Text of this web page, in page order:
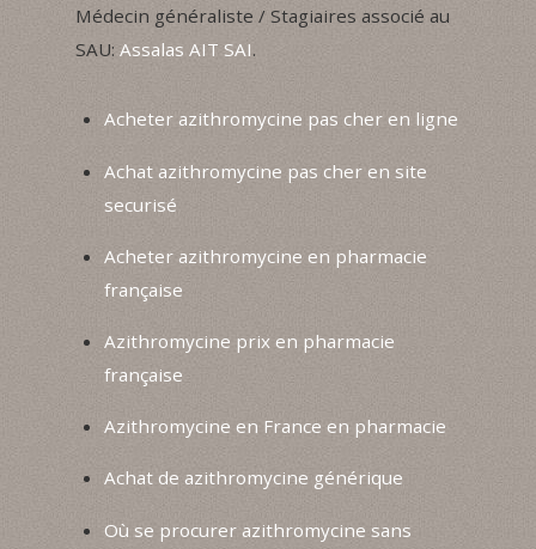
Médecin généraliste / Stagiaires associé au
SAU: Assalas AIT SAI.
Acheter azithromycine pas cher en ligne
Achat azithromycine pas cher en site
securisé
Acheter azithromycine en pharmacie
française
Azithromycine prix en pharmacie
française
Azithromycine en France en pharmacie
Achat de azithromycine générique
Où se procurer azithromycine sans